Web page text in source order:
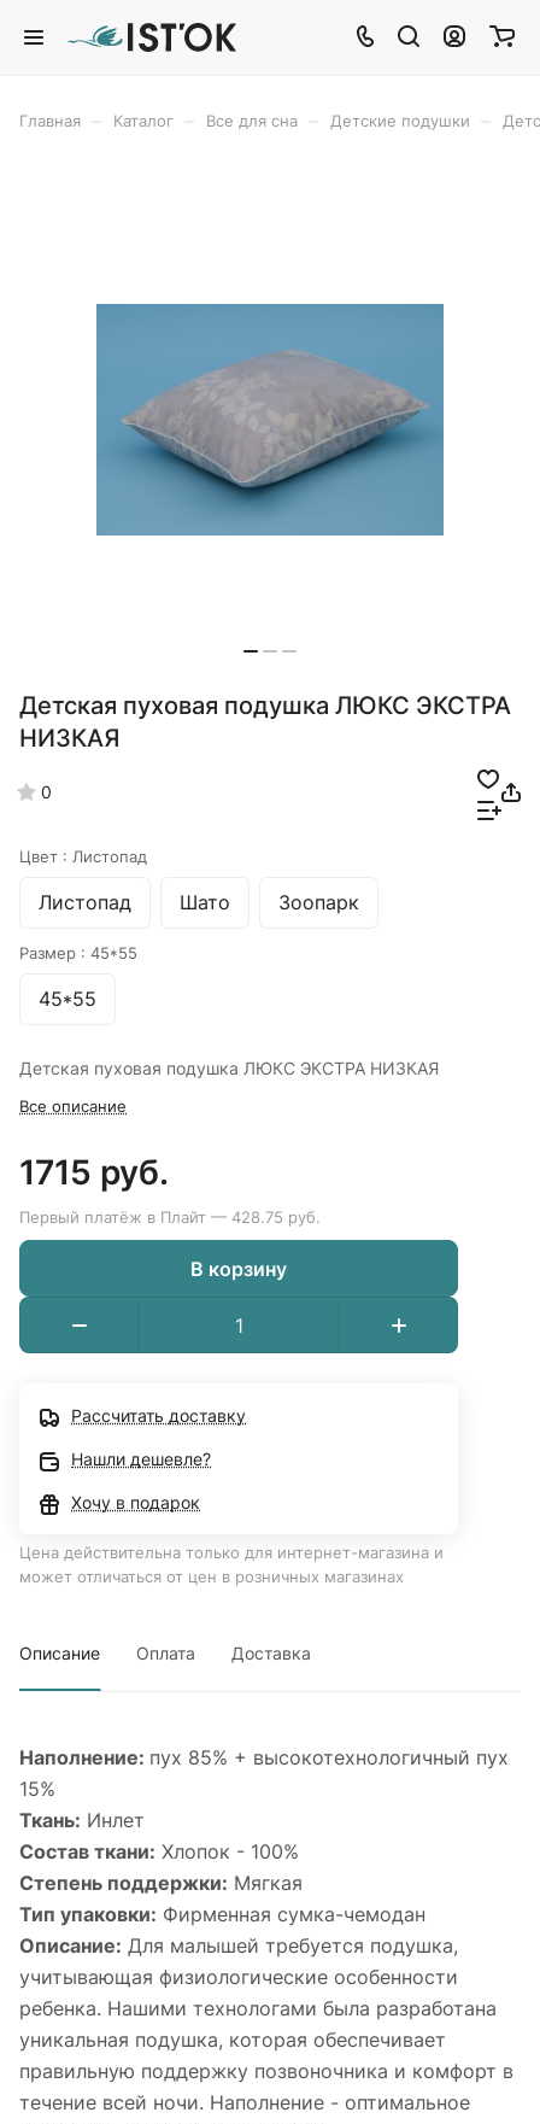
Главная Каталог Все для сна Детские подушки
Детская пуховая подушка ЛЮКС ЭКСТРА
НИЗКАЯ
0
Цвет : Листопад
Листопад Шато Зоопарк
Размер : 45*55
45*55
Детская пуховая подушка ЛЮКС ЭКСТРА НИЗКАЯ
Все описание
1715 руб.
Первый платёж в Плайт — 428.75 руб.
В корзину
Рассчитать доставку
Нашли дешевле?
Хочу в подарок
Цена действительна только для интернет-магазина и
может отличаться от цен в розничных магазинах
Описание Оплата Доставка
Наполнение: пух 85% + высокотехнологичный пух
15%
Ткань: Инлет
Состав ткани: Хлопок - 100%
Степень поддержки: Мягкая
Тип упаковки: Фирменная сумка-чемодан
Описание: Для малышей требуется подушка,
учитывающая физиологические особенности
ребенка. Нашими технологами была разработана
уникальная подушка, которая обеспечивает
правильную поддержку позвоночника и комфорт в
течение всей ночи. Наполнение - оптимальное